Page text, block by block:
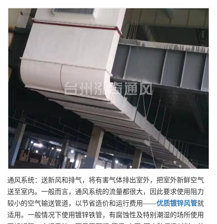
通风系统：送新风和排气，将有害气体排出室外，把室外新鲜空气
送至室内。一般而言，通风系统的流量都很大，因此要求使用阻力
较小的空气输送管道，以节省造价和运行费用——优质镀锌风管就
适用。一般情况下使用镀锌铁管，有腐蚀性及特别潮湿的场所使用